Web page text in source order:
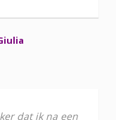
dat ik na een